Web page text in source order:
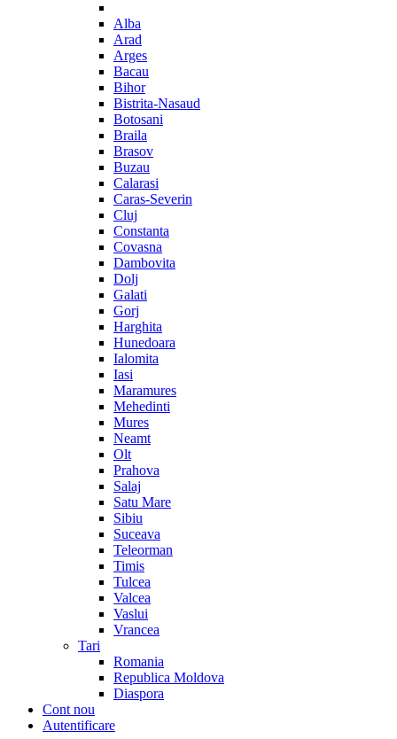
Alba
Arad
Arges
Bacau
Bihor
Bistrita-Nasaud
Botosani
Braila
Brasov
Buzau
Calarasi
Caras-Severin
Cluj
Constanta
Covasna
Dambovita
Dolj
Galati
Gorj
Harghita
Hunedoara
Ialomita
Iasi
Maramures
Mehedinti
Mures
Neamt
Olt
Prahova
Salaj
Satu Mare
Sibiu
Suceava
Teleorman
Timis
Tulcea
Valcea
Vaslui
Vrancea
Tari
Romania
Republica Moldova
Diaspora
Cont nou
Autentificare